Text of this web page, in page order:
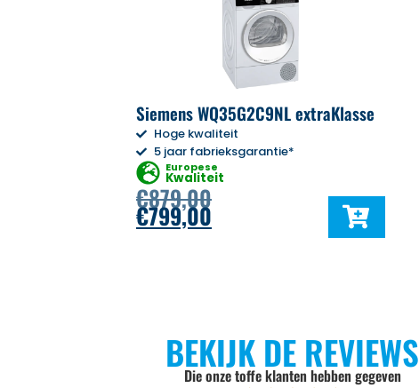
Siemens WQ35G2C9NL extraKlasse
Hoge kwaliteit
5 jaar fabrieksgarantie*
Europese
Kwaliteit
€879,00
€799,00
BEKIJK DE REVIEWS
Die onze toffe klanten hebben gegeven